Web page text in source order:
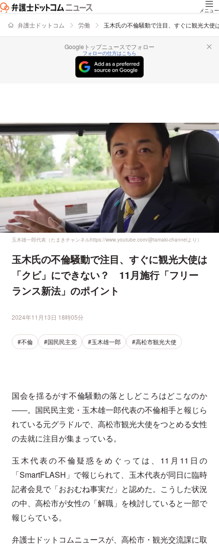
メニュー
弁護士ドットコム 労働 玉木氏の不倫騒動で注目、すぐに観光大
Googleトップニュースでフォロー
フォローの仕方はこちら
玉木雄一郎代表（たまきチャンネルhttps://www.youtube.com/@tamaki-channelより）
玉木氏の不倫騒動で注目、すぐに観光大使は
「クビ」にできない？ 11月施行「フリー
ランス新法」のポイント
2024年11月13日 18時05分
#不倫 #国民民主党 #玉木雄一郎 #高松市観光大使
国会を揺るがす不倫騒動の落としどころはどこなのか
――。国民民主党・玉木雄一郎代表の不倫相手と報じら
れている元グラドルで、高松市観光大使をつとめる女性
の去就に注目が集まっている。
玉木代表の不倫疑惑をめぐっては、11月11日の
「SmartFLASH」で報じられて、玉木代表が同日に臨時
記者会見で「おおむね事実だ」と認めた。こうした状況
の中、高松市が女性の「解職」を検討していると一部で
報じらている。
弁護士ドットコムニュースが、高松市・観光交流課に取